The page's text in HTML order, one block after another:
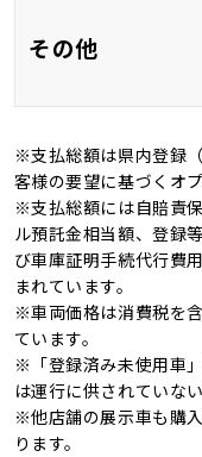
オート
その他
新
※支払総額は県内登録
客様の要望に基づくオ
※支払総額には自賠責
ル預託金相当額、登録
び車庫証明手続代行費
まれています。
※車両価格は消費税を
ています。
※「登録済み未使用車
は運行に供されていな
※他店舗の展示車も購
ります。